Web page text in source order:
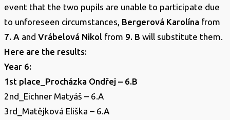
event that the two pupils are unable to participate due
to unforeseen circumstances, Bergerová Karolína from
7. A and Vrábelová Nikol from 9. B will substitute them.
Here are the results:
Year 6:
1st place_Procházka Ondřej – 6.B
2nd_Eichner Matyáš – 6.A
3rd_Matějková Eliška – 6.A